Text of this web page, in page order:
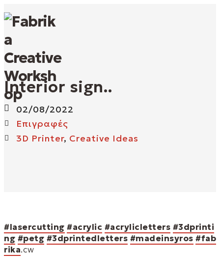
O
p
e
n
l
Interior sign..
02/08/2022
Επιγραφές
3D Printer, Creative Ideas
#lasercutting #acrylic #acrylicletters #3dprinti
ng #petg #3dprintedletters #madeinsyros #fab
rika.cw